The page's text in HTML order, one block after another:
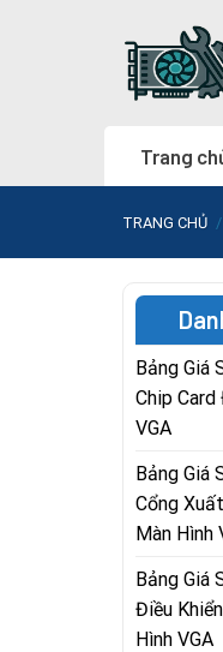
Trang
TRANG CHỦ /
Bảng Giá
Chip
VGA
Bảng Giá
Cổng
Màn Hình
Bảng Giá
Điều
Hình VGA